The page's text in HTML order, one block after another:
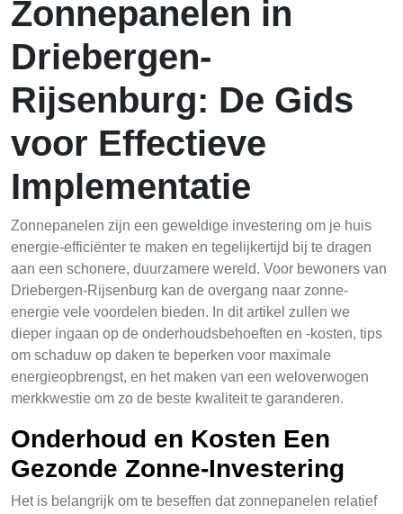
Zonnepanelen in
Driebergen-
Rijsenburg: De Gids
voor Effectieve
Implementatie
Zonnepanelen zijn een geweldige investering om je huis
energie-efficiënter te maken en tegelijkertijd bij te dragen
aan een schonere, duurzamere wereld. Voor bewoners van
Driebergen-Rijsenburg kan de overgang naar zonne-
energie vele voordelen bieden. In dit artikel zullen we
dieper ingaan op de onderhoudsbehoeften en -kosten, tips
om schaduw op daken te beperken voor maximale
energieopbrengst, en het maken van een weloverwogen
merkkwestie om zo de beste kwaliteit te garanderen.
Onderhoud en Kosten Een
Gezonde Zonne-Investering
Het is belangrijk om te beseffen dat zonnepanelen relatief